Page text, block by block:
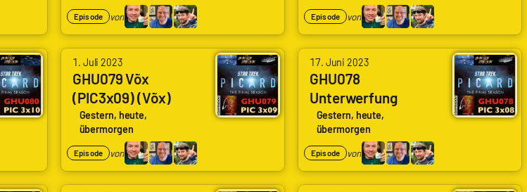
Episode von Episode von
1. Juli 2023
GHU079 Võx
(PIC3x09) (Võx)
Gestern, heute,
übermorgen
Episode von
17. Juni 2023
GHU078
Unterwerfung
(PIC3x08)
(Surrender)
Gestern, heute,
übermorgen
Episode von